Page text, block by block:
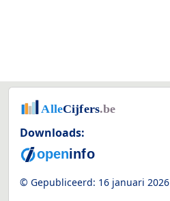
Downloads:
© Gepubliceerd: 16 januari 2026